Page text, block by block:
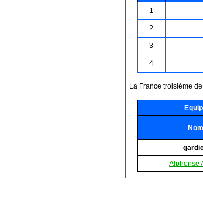
1
2
3
4
La France troisième
Nom
Alphonse